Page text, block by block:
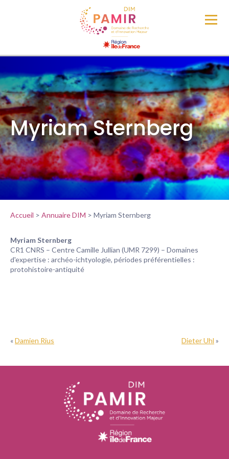
Myriam Sternberg
Accueil > Annuaire DIM > Myriam Sternberg
Myriam Sternberg
CR1 CNRS – Centre Camille Jullian (UMR 7299) – Domaines
d'expertise : archéo-ichtyologie, périodes préférentielles :
protohistoire-antiquité
«Damien Rius Dieter Uhl »